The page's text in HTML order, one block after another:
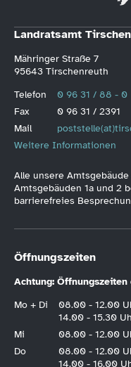
Landratsamt
Mähringer Straße 7
95643 Tirschenreuth
Telefon
0 96 31 / 88 - 0
Fax
0 96 31 / 2391
Mail
Weitere Informationen
Alle unsere
Amtsgebäuden 1a und 2
barrierefreies
Öffnungszeiten
Achtung:
Mo + Di
08.00 - 12.00
14.00 - 15.30
Mi
08.00 - 12.00
Do
08.00 - 12.00
14.00 - 16.00